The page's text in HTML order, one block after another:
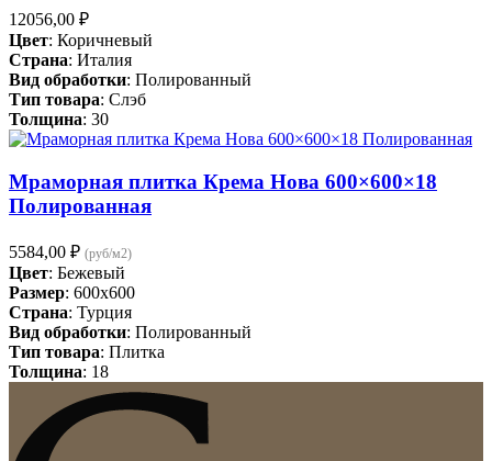
12056,00 ₽
Цвет: Коричневый
Страна: Италия
Вид обработки: Полированный
Тип товара: Слэб
Толщина: 30
Мраморная плитка Крема Нова 600×600×18
Полированная
5584,00 ₽ (руб/м2)
Цвет: Бежевый
Размер: 600x600
Страна: Турция
Вид обработки: Полированный
Тип товара: Плитка
Толщина: 18